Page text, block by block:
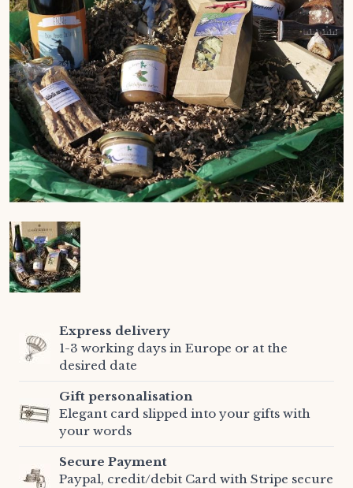
Express delivery
1-3 working days in Europe or at the
desired date
Gift personalisation
Elegant card slipped into your gifts with
your words
Secure Payment
Paypal, credit/debit Card with Stripe secure